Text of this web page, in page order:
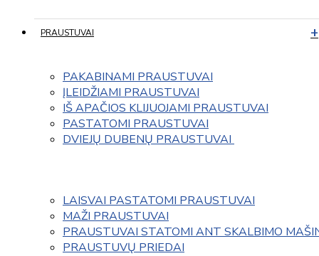
PRAUSTUVAI
PAKABINAMI PRAUSTUVAI
ĮLEIDŽIAMI PRAUSTUVAI
IŠ APAČIOS KLIJUOJAMI PRAUSTUVAI
PASTATOMI PRAUSTUVAI
DVIEJŲ DUBENŲ PRAUSTUVAI
LAISVAI PASTATOMI PRAUSTUVAI
MAŽI PRAUSTUVAI
PRAUSTUVAI STATOMI ANT SKALBIMO
PRAUSTUVŲ PRIEDAI